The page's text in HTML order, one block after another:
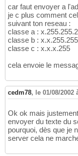
car faut envoyer a
je c plus comment
suivant ton reseau :
classe a :
classe b : x.x.255.255
classe c : x.x.x.255
cela envoie le
cedm78, le 01/08/2002
Ok ok mais
envoyer du texte du
pourquoi, dès que je
server cela ne